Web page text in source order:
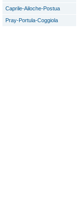
Caprile-Ailoche-Postua
Pray-Portula-Coggiola